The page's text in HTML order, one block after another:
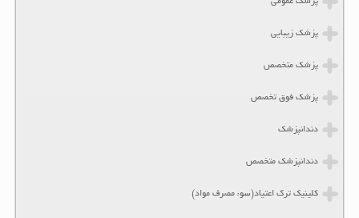
پزشک زیبایی
پزشک متخصص
پزشک فوق تخصص
دندانپزشک
دندانپزشک متخصص
کلینیک ترک اعتیاد(سوء مصرف مواد)